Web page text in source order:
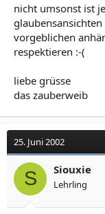
nicht umsonst ist
vorgeblichen
respektieren :-(
liebe grüsse
das zauberweib
25. Juni 2002
S Siouxie
Lehrling